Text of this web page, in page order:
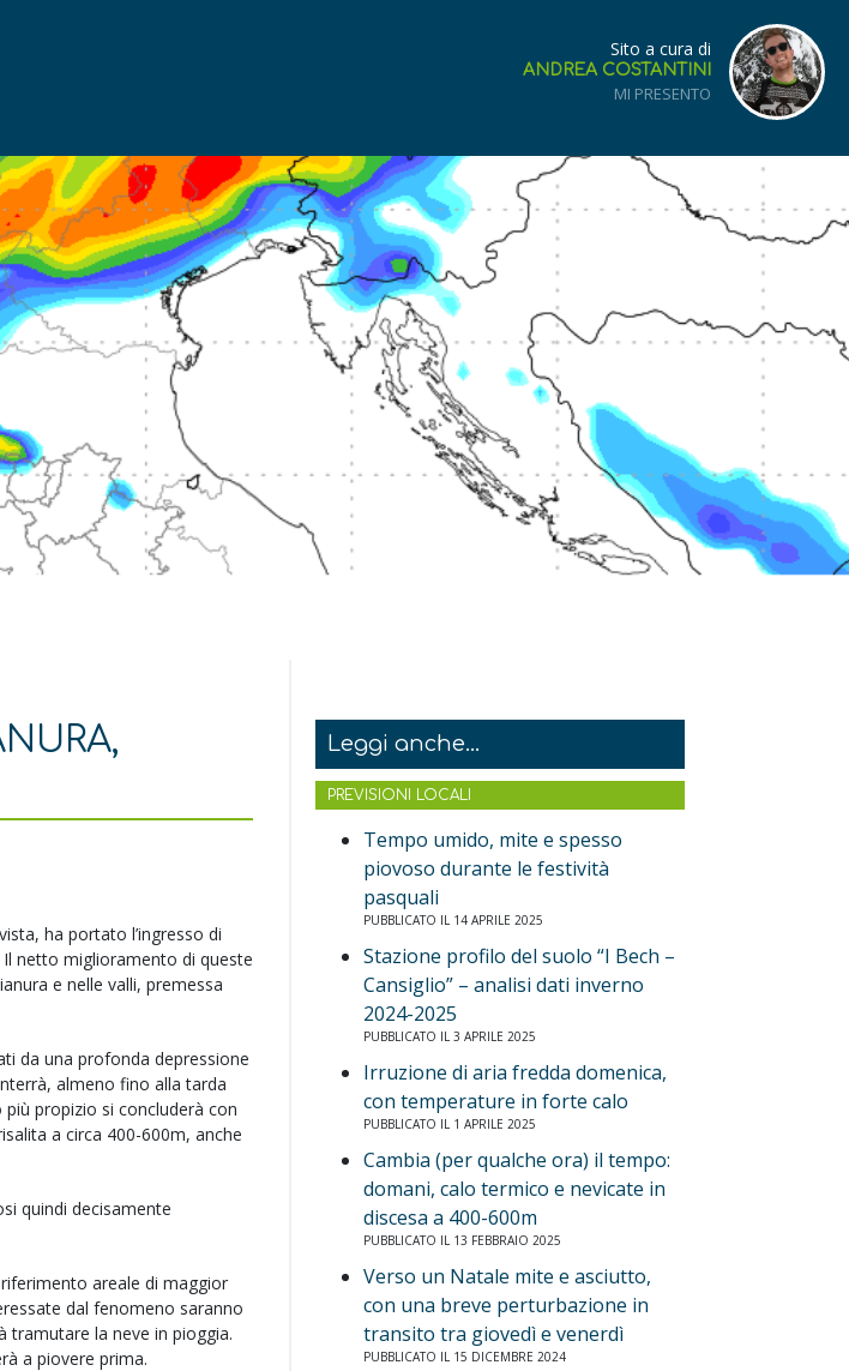
Sito a cura di
ANDREA COSTANTINI
MI PRESENTO
ha portato l’ingresso di
netto miglioramento di queste
e nelle valli, premessa
da una profonda depressione
almeno fino alla tarda
propizio si concluderà con
a circa 400-600m, anche
quindi decisamente
areale di maggior
dal fenomeno saranno
tramutare la neve in pioggia.
a piovere prima.
Leggi anche...
PREVISIONI LOCALI
Tempo umido, mite e spesso
piovoso durante le festività
pasquali
PUBBLICATO IL 14 APRILE 2025
Stazione profilo del suolo “I Bech –
Cansiglio” – analisi dati inverno
2024-2025
PUBBLICATO IL 3 APRILE 2025
Irruzione di aria fredda domenica,
con temperature in forte calo
PUBBLICATO IL 1 APRILE 2025
Cambia (per qualche ora) il tempo:
domani, calo termico e nevicate in
discesa a 400-600m
PUBBLICATO IL 13 FEBBRAIO 2025
Verso un Natale mite e asciutto,
con una breve perturbazione in
transito tra giovedì e venerdì
PUBBLICATO IL 15 DICEMBRE 2024